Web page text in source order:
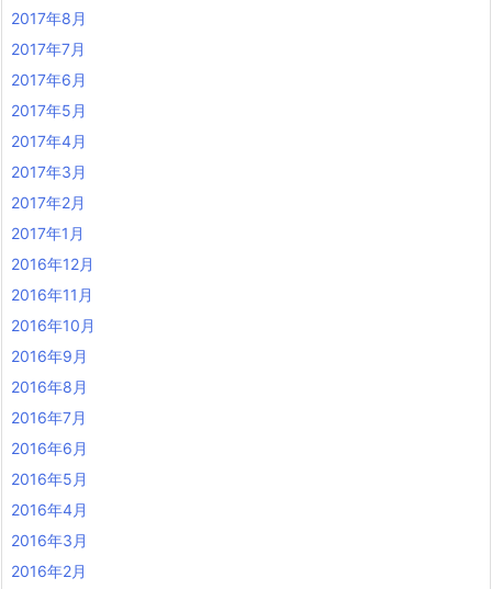
2017年8月
2017年7月
2017年6月
2017年5月
2017年4月
2017年3月
2017年2月
2017年1月
2016年12月
2016年11月
2016年10月
2016年9月
2016年8月
2016年7月
2016年6月
2016年5月
2016年4月
2016年3月
2016年2月